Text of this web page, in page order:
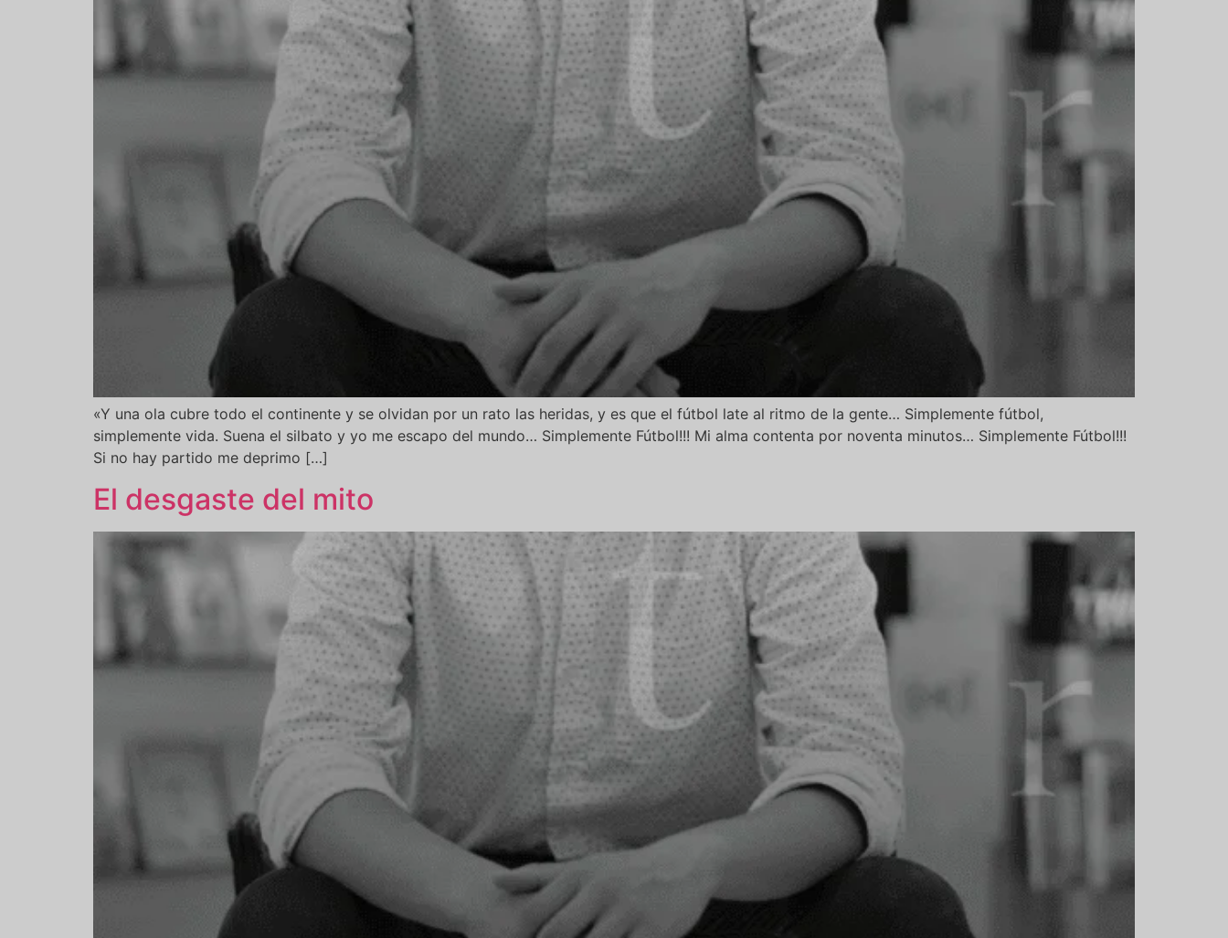
«Y una ola cubre todo el continente y se olvidan por un rato las heridas, y es que el fútbol late al ritmo de la gente… Simplemente fútbol,
simplemente vida. Suena el silbato y yo me escapo del mundo… Simplemente Fútbol!!! Mi alma contenta por noventa minutos… Simplemente Fútbol!!!
Si no hay partido me deprimo […]
El desgaste del mito